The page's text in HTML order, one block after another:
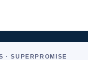
· SUPERPROMISE